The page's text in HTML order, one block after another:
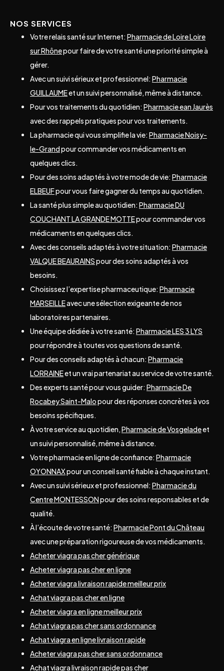
NOS SERVICES
Votre relais santé sur Internet: Pharmacie de Loire Loire
sur Rhônepour faire de votre santé une priorité simple à
gérer.
Avec un suivi sérieux et professionnel: Pharmacie
GUILLAUMEet un suivi personnalisé, même à distance.
Pour vos traitements du quotidien: Pharmacie ean Jaurès
avec des rappels pratiques pour vos traitements.
La pharmacie qui vous simplifie la vie: Pharmacie Noisy-
le-Grandpour commander vos médicaments en
quelques clics.
Pour des soins adaptés à votre mode de vie: Pharmacie
ELBEUFpour vous faire gagner du temps au quotidien.
La santé plus simple au quotidien: Pharmacie DU
COUCHANT LA GRANDE MOTTEpour commander vos
médicaments en quelques clics.
Avec des conseils adaptés à votre situation: Pharmacie
VALQUE BEAURAINSpour des soins adaptés à vos
besoins.
Choisissez l’expertise pharmaceutique: Pharmacie
MARSEILLEavec une sélection exigeante de nos
laboratoires partenaires.
Une équipe dédiée à votre santé: Pharmacie LES 3 LYS
pour répondre à toutes vos questions de santé.
Pour des conseils adaptés à chacun: Pharmacie
LORRAINEet un vrai partenariat au service de votre santé.
Des experts santé pour vous guider: Pharmacie De
Rocabey Saint-Malopour des réponses concrètes à vos
besoins spécifiques.
À votre service au quotidien,Pharmacie de Vosgeladeet
un suivi personnalisé, même à distance.
Votre pharmacie en ligne de confiance: Pharmacie
OYONNAXpour un conseil santé fiable à chaque instant.
Avec un suivi sérieux et professionnel: Pharmacie du
Centre MONTESSONpour des soins responsables et de
qualité.
À l’écoute de votre santé: Pharmacie Pont du Château
avec une préparation rigoureuse de vos médicaments.
Acheter viagra pas cher générique
Acheter viagra pas cher en ligne
Acheter viagra livraison rapide meilleur prix
Achat viagra pas cher en ligne
Acheter viagra en ligne meilleur prix
Achat viagra pas cher sans ordonnance
Achat viagra en ligne livraison rapide
Acheter viagra pas cher sans ordonnance
Achat viagra livraison rapide pas cher